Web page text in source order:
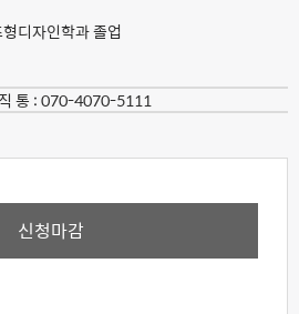
디자인학과 졸업
통 : 070-4070-5111
신청마감